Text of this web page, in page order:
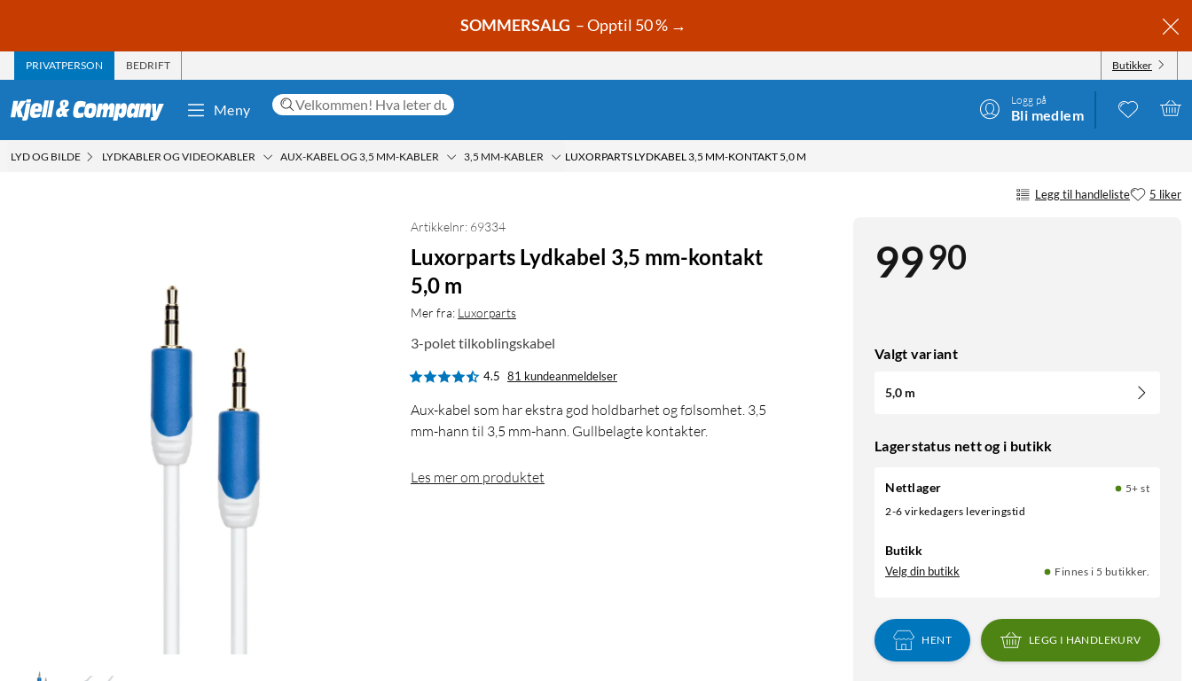
SOMMERSALG – Opptil 50 % →
PRIVATPERSON BEDRIFT Butikker
Meny
Logg på
Bli medlem
LYD OG BILDE LYDKABLER OG VIDEOKABLER AUX-KABEL OG 3,5 MM-KABLER 3,5 MM-KABLER LUXORPARTS LYDKABEL 3,5 MM-KONTAKT 5,0 M
Legg til handleliste 5 liker
9990
Valgt variant
5,0 m
Lagerstatus nett og i butikk
Nettlager
5+ st
2-6 virkedagers leveringstid
Butikk
Velg din butikk Finnes i 5 butikker.
HENT LEGG I HANDLEKURV
Artikkelnr: 69334
Luxorparts Lydkabel 3,5 mm-kontakt
5,0 m
Mer fra: Luxorparts
3-polet tilkoblingskabel
4.5 81 kundeanmeldelser
Aux-kabel som har ekstra god holdbarhet og følsomhet. 3,5
mm-hann til 3,5 mm-hann. Gullbelagte kontakter.
Les mer om produktet